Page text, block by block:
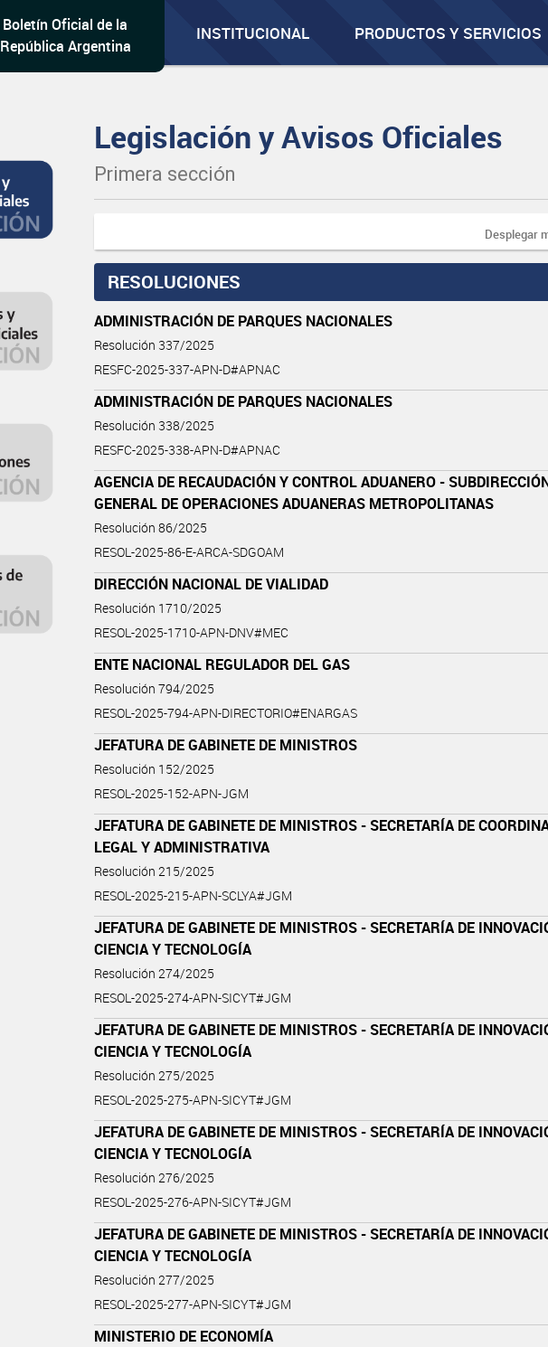
Boletín Oficial de la
República Argentina
INSTITUCIONAL PRODUCTOS Y SERVICIOS
Legislación y Avisos Oficiales
Primera sección
Desplegar
RESOLUCIONES
ADMINISTRACIÓN DE PARQUES NACIONALES
Resolución 337/2025
RESFC-2025-337-APN-D#APNAC
ADMINISTRACIÓN DE PARQUES NACIONALES
Resolución 338/2025
RESFC-2025-338-APN-D#APNAC
AGENCIA DE RECAUDACIÓN Y CONTROL ADUANERO -
GENERAL DE OPERACIONES ADUANERAS METROPOLITANAS
Resolución 86/2025
RESOL-2025-86-E-ARCA-SDGOAM
DIRECCIÓN NACIONAL DE VIALIDAD
Resolución 1710/2025
RESOL-2025-1710-APN-DNV#MEC
ENTE NACIONAL REGULADOR DEL GAS
Resolución 794/2025
RESOL-2025-794-APN-DIRECTORIO#ENARGAS
JEFATURA DE GABINETE DE MINISTROS
Resolución 152/2025
RESOL-2025-152-APN-JGM
JEFATURA DE GABINETE DE MINISTROS - SECRETARÍA DE
LEGAL Y ADMINISTRATIVA
Resolución 215/2025
RESOL-2025-215-APN-SCLYA#JGM
JEFATURA DE GABINETE DE MINISTROS - SECRETARÍA DE
CIENCIA Y TECNOLOGÍA
Resolución 274/2025
RESOL-2025-274-APN-SICYT#JGM
JEFATURA DE GABINETE DE MINISTROS - SECRETARÍA DE
CIENCIA Y TECNOLOGÍA
Resolución 275/2025
RESOL-2025-275-APN-SICYT#JGM
JEFATURA DE GABINETE DE MINISTROS - SECRETARÍA DE
CIENCIA Y TECNOLOGÍA
Resolución 276/2025
RESOL-2025-276-APN-SICYT#JGM
JEFATURA DE GABINETE DE MINISTROS - SECRETARÍA DE
CIENCIA Y TECNOLOGÍA
Resolución 277/2025
RESOL-2025-277-APN-SICYT#JGM
MINISTERIO DE ECONOMÍA